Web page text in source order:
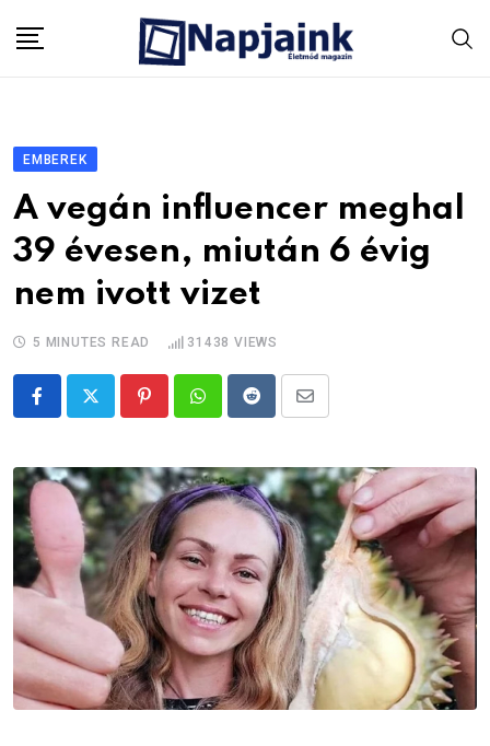
EMBEREK
A vegán influencer meghal
39 évesen, miután 6 évig
nem ivott vizet
5 MINUTES READ 31438 VIEWS
PinterestWhatsappRedditShare
Email